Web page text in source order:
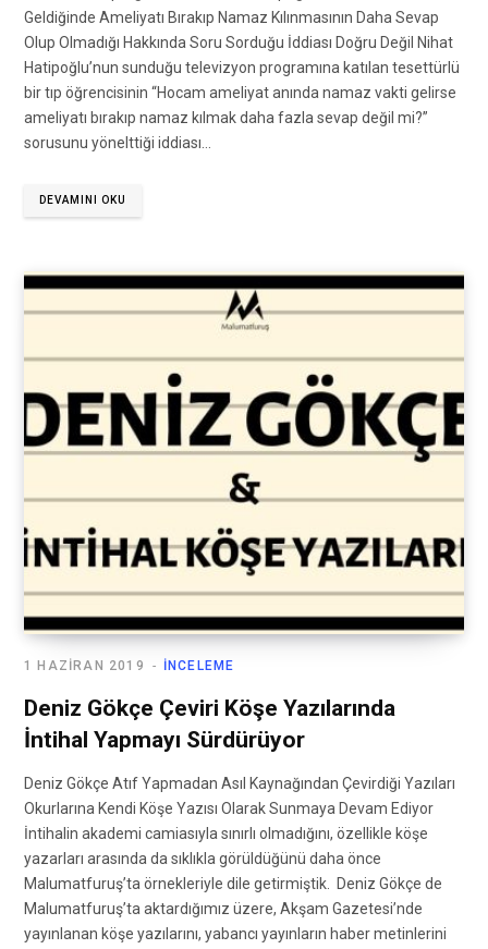
Geldiğinde Ameliyatı Bırakıp Namaz Kılınmasının Daha Sevap
Olup Olmadığı Hakkında Soru Sorduğu İddiası Doğru Değil Nihat
Hatipoğlu’nun sunduğu televizyon programına katılan tesettürlü
bir tıp öğrencisinin “Hocam ameliyat anında namaz vakti gelirse
ameliyatı bırakıp namaz kılmak daha fazla sevap değil mi?”
sorusunu yönelttiği iddiası…
DEVAMINI OKU
İNCELEME
1 HAZIRAN 2019
Deniz Gökçe Çeviri Köşe Yazılarında
İntihal Yapmayı Sürdürüyor
Deniz Gökçe Atıf Yapmadan Asıl Kaynağından Çevirdiği Yazıları
Okurlarına Kendi Köşe Yazısı Olarak Sunmaya Devam Ediyor
İntihalin akademi camiasıyla sınırlı olmadığını, özellikle köşe
yazarları arasında da sıklıkla görüldüğünü daha önce
Malumatfuruş’ta örnekleriyle dile getirmiştik. Deniz Gökçe de
Malumatfuruş’ta aktardığımız üzere, Akşam Gazetesi’nde
yayınlanan köşe yazılarını, yabancı yayınların haber metinlerini